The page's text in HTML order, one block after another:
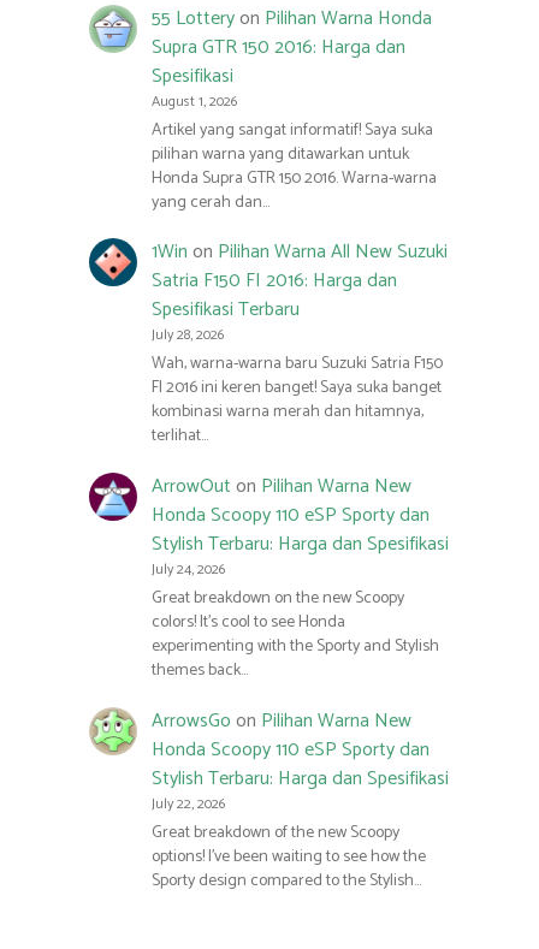
55 Lotteryon Pilihan Warna Honda
Supra GTR 150 2016: Harga dan
Spesifikasi
August 1, 2026
Artikel yang sangat informatif! Saya suka
pilihan warna yang ditawarkan untuk
Honda Supra GTR 150 2016. Warna-warna
yang cerah dan…
1Winon Pilihan Warna All New Suzuki
Satria F150 FI 2016: Harga dan
Spesifikasi Terbaru
July 28, 2026
Wah, warna-warna baru Suzuki Satria F150
FI 2016 ini keren banget! Saya suka banget
kombinasi warna merah dan hitamnya,
terlihat…
ArrowOuton Pilihan Warna New
Honda Scoopy 110 eSP Sporty dan
Stylish Terbaru: Harga dan Spesifikasi
July 24, 2026
Great breakdown on the new Scoopy
colors! It’s cool to see Honda
experimenting with the Sporty and Stylish
themes back…
ArrowsGoon Pilihan Warna New
Honda Scoopy 110 eSP Sporty dan
Stylish Terbaru: Harga dan Spesifikasi
July 22, 2026
Great breakdown of the new Scoopy
options! I’ve been waiting to see how the
Sporty design compared to the Stylish…